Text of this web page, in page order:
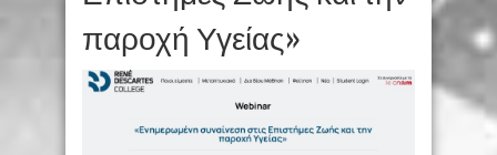
παροχή Υγείας»